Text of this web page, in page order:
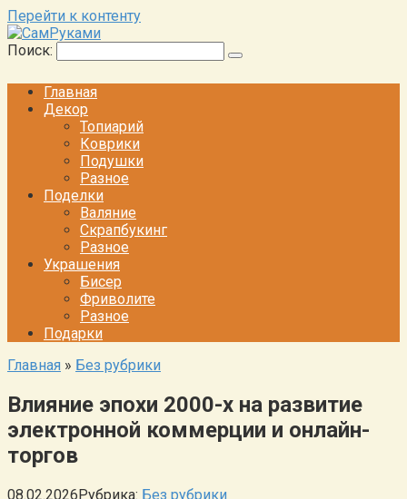
Перейти к контенту
Поиск:
Главная
Декор
Топиарий
Коврики
Подушки
Разное
Поделки
Валяние
Скрапбукинг
Разное
Украшения
Бисер
Фриволите
Разное
Подарки
Главная » Без рубрики
Влияние эпохи 2000-х на развитие
электронной коммерции и онлайн-
торгов
08.02.2026Рубрика: Без рубрики